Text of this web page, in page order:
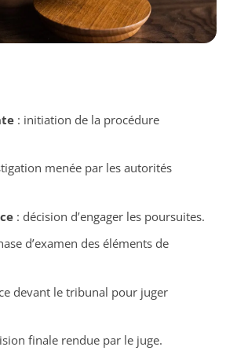
: initiation de la procédure
menée par les autorités
: décision d’engager les poursuites.
d’examen des éléments de
devant le tribunal pour juger
finale rendue par le juge.